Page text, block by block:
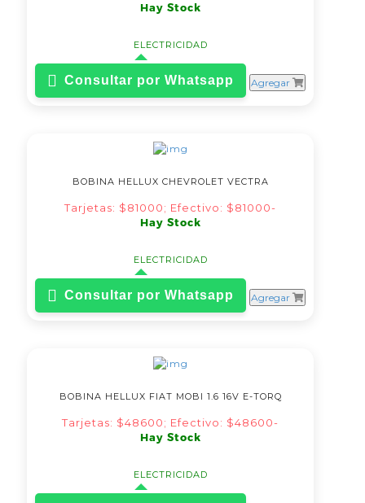
Hay Stock
ELECTRICIDAD
Consultar por Whatsapp Agregar
BOBINA HELLUX CHEVROLET VECTRA
Tarjetas: $81000; Efectivo: $81000-
Hay Stock
ELECTRICIDAD
Consultar por Whatsapp Agregar
BOBINA HELLUX FIAT MOBI 1.6 16V E-TORQ
Tarjetas: $48600; Efectivo: $48600-
Hay Stock
ELECTRICIDAD